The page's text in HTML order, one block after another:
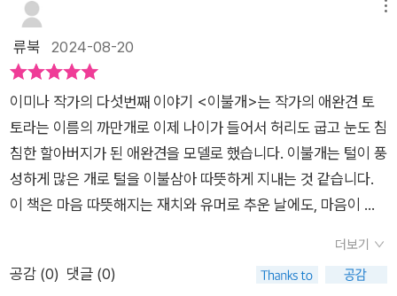
류북 2024-08-20
이미나 작가의 다섯번째 이야기 <이불개>는 작가의 애완견 토
토라는 이름의 까만개로 이제 나이가 들어서 허리도 굽고 눈도 침
침한 할아버지가 된 애완견을 모델로 했습니다. 이불개는 털이 풍
성하게 많은 개로 털을 이불삼아 따뜻하게 지내는 것 같습니다.
이 책은 마음 따뜻해지는 재치와 유머로 추운 날에도, 마음이 쓸
습니다.작가의 상상력이 발휘된 내용과 멋진 그림과 함께 어린이
들의 사랑을 받을 책으로 기대됩니다. 그림책 작가 이미나 저
더보기
공감 (0) 댓글 (0)